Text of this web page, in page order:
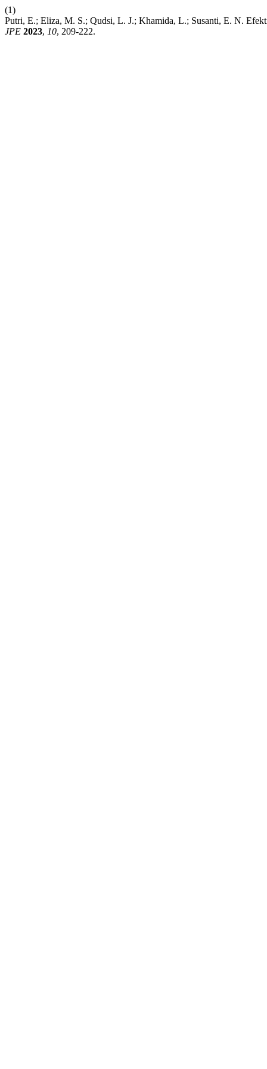
(1)
Putri, E.; Eliza, M. S.; Qudsi, L. J.; Khamida, L.; Susanti, E. N.
JPE 2023, 10, 209-222.